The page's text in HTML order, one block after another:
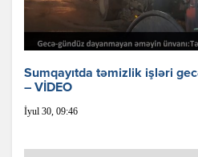
Sumqayıtda təmizlik işləri
– VİDEO
İyul 30, 09:46